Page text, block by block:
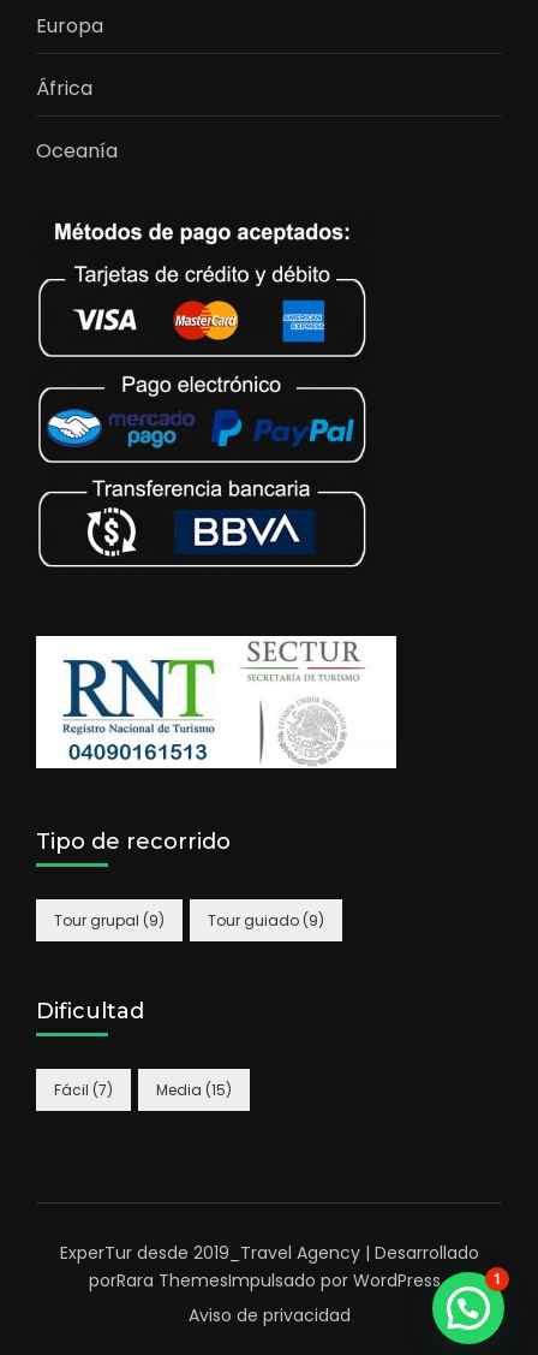
Europa
África
Oceanía
Tipo de recorrido
Tour grupal (9) Tour guiado (9)
Dificultad
Fácil (7) Media (15)
ExperTur desde 2019_ Travel Agency | Desarrollado
porRara ThemesImpulsado por WordPress.
Aviso de privacidad
1